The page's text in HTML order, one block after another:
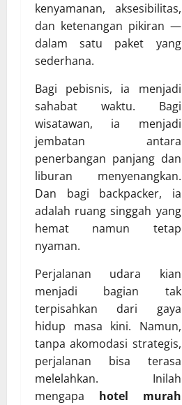
kenyamanan, aksesibilitas,
dan ketenangan pikiran —
dalam satu paket yang
sederhana.
Bagi pebisnis, ia menjadi
sahabat waktu. Bagi
wisatawan, ia menjadi
jembatan antara
penerbangan panjang dan
liburan menyenangkan.
Dan bagi backpacker, ia
adalah ruang singgah yang
hemat namun tetap
nyaman.
Perjalanan udara kian
menjadi bagian tak
terpisahkan dari gaya
hidup masa kini. Namun,
tanpa akomodasi strategis,
perjalanan bisa terasa
melelahkan. Inilah
mengapa hotel murah